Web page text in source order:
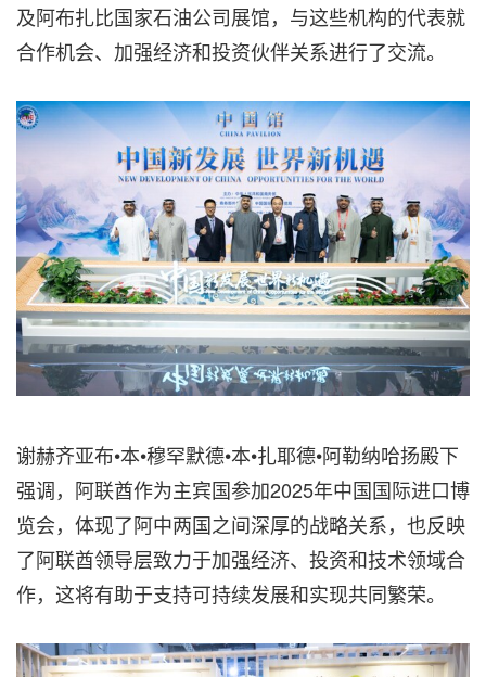
及阿布扎比国家石油公司展馆，与这些机构的代表就
合作机会、加强经济和投资伙伴关系进行了交流。
谢赫齐亚布•本•穆罕默德•本•扎耶德•阿勒纳哈扬殿下
强调，阿联酋作为主宾国参加2025年中国国际进口博
览会，体现了阿中两国之间深厚的战略关系，也反映
了阿联酋领导层致力于加强经济、投资和技术领域合
作，这将有助于支持可持续发展和实现共同繁荣。